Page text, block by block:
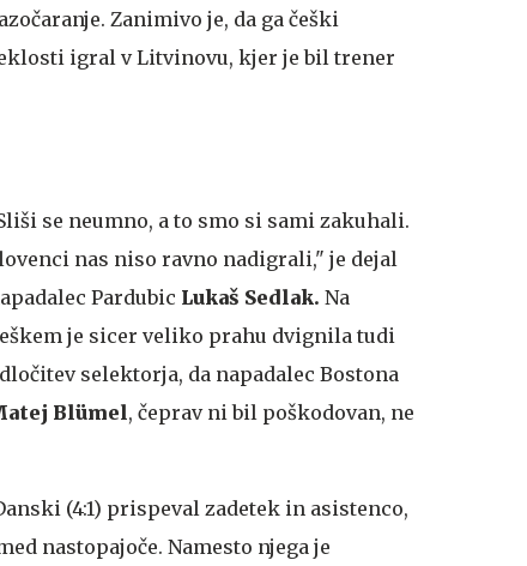
Zanimivo je, da ga češki
igral v Litvinovu, kjer je bil trener
se neumno, a to smo si sami zakuhali.
nas niso ravno nadigrali," je dejal
Pardubic Lukaš Sedlak. Na
je sicer veliko prahu dvignila tudi
selektorja, da napadalec Bostona
Blümel, čeprav ni bil poškodovan, ne
(4:1) prispeval zadetek in asistenco,
nastopajoče. Namesto njega je